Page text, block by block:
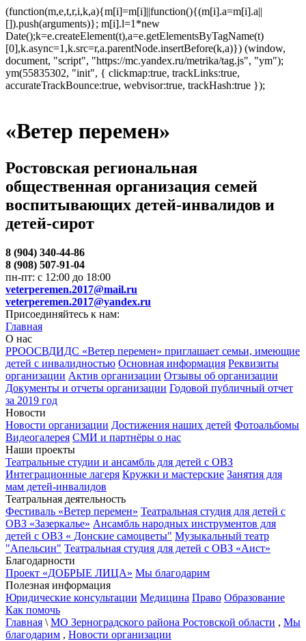
(function(m,e,t,r,i,k,a){m[i]=m[i]||function(){(m[i].a=m[i].a||
[]).push(arguments)}; m[i].l=1*new
Date();k=e.createElement(t),a=e.getElementsByTagName(t)
[0],k.async=1,k.src=r,a.parentNode.insertBefore(k,a)}) (window,
document, "script", "https://mc.yandex.ru/metrika/tag.js", "ym");
ym(55835302, "init", { clickmap:true, trackLinks:true,
accurateTrackBounce:true, webvisor:true, trackHash:true });
«Ветер перемен»
Ростовская региональная
общественная организация семей
воспитывающих детей-инвалидов и
детей-сирот
8 (904) 340-44-86
8 (908) 507-91-04
пн-пт: с 12:00 до 18:00
veterperemen.2017@mail.ru
veterperemen.2017@yandex.ru
Присоединяйтесь к нам:
Главная
О нас
РРООСВДИДС «Ветер перемен» приглашает семьи, имеющие
детей с инвалидностью Основная информация Реквизиты
организации Актив организации Отзывы об организации
Документы и отчеты организации Годовой публичный отчет
за 2019 год
Новости
Новости организации Достижения наших детей Фотоальбомы
Видеогалерея СМИ и партнёры о нас
Наши проекты
Театральные студии и ансамбль для детей с ОВЗ
Интеграционные лагеря Кружки и мастерские Занятия для
мам детей-инвалидов
Театральная деятельность
Фестиваль «Ветер перемен» Театральная студия для детей с
ОВЗ «Зазеркалье» Ансамбль народных инструментов для
детей с ОВЗ « Донские самоцветы" Музыкальный театр
"Апельсин" Театральная студия для детей с ОВЗ «Аист»
Благодарности
Проект «ДОБРЫЕ ЛИЦА» Мы благодарим
Полезная информация
Юридические консультации Медицина Право Образование
Как помочь
Главная \ МО Зерноградского района Ростовской области , Мы
благодарим , Новости организации